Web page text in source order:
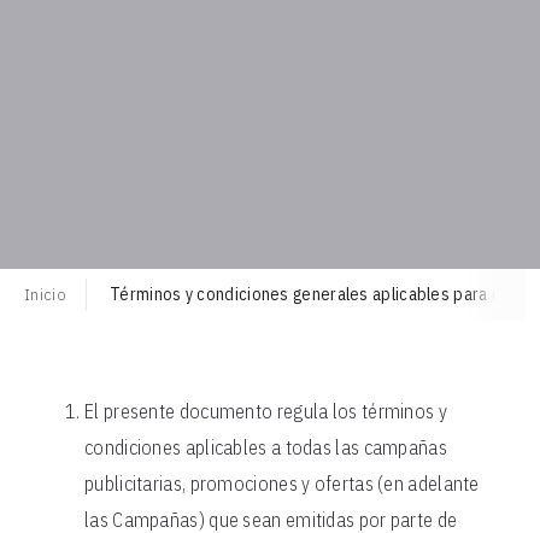
Inicio Términos y condiciones generales aplicables para
El presente documento regula los términos y
condiciones aplicables a todas las campañas
publicitarias, promociones y ofertas (en adelante
las Campañas) que sean emitidas por parte de